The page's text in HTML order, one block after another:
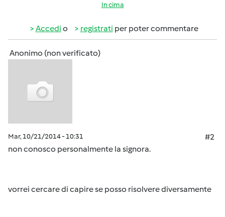
In cima
Accedi o registrati per poter commentare
Anonimo (non verificato)
Mar, 10/21/2014 - 10:31
#2
non conosco personalmente la signora.
vorrei cercare di capire se posso risolvere diversamente